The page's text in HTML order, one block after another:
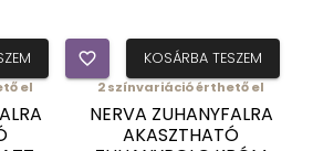
favorite_border KOSÁRBA TESZEM
el 2színvariáció érthető el
NERVA ZUHANYFALRA
AKASZTHATÓ